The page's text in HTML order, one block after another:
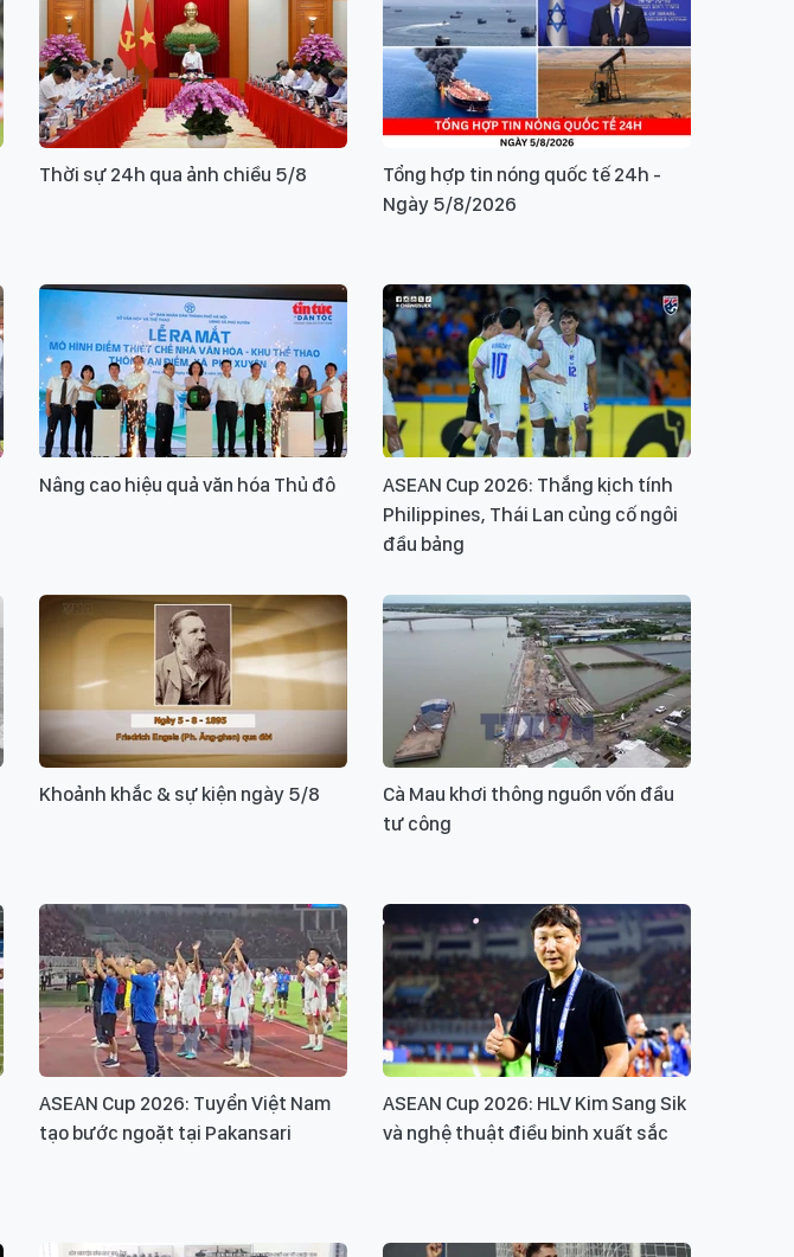
Ý KIẾN BẠN ĐỌC
Thời sự 24h qua ảnh chiều 5/8
Tổng hợp tin nóng quốc tế 24h -
Ngày 5/8/2026
Nâng cao hiệu quả văn hóa Thủ đô
ASEAN Cup 2026: Thắng kịch tính
Philippines, Thái Lan củng cố ngôi
đầu bảng
Khoảnh khắc & sự kiện ngày 5/8
Cà Mau khơi thông nguồn vốn đầu
tư công
ASEAN Cup 2026: Tuyển Việt Nam
tạo bước ngoặt tại Pakansari
ASEAN Cup 2026: HLV Kim Sang Sik
và nghệ thuật điều binh xuất sắc